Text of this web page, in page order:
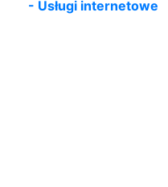
- Usługi internetowe